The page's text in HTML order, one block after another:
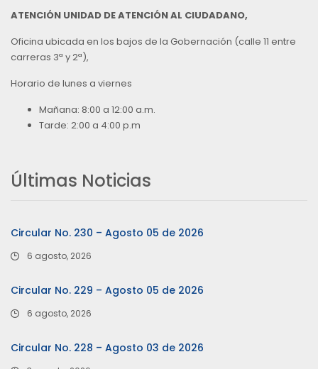
ATENCIÓN UNIDAD DE ATENCIÓN AL CIUDADANO,
Oficina ubicada en los bajos de la Gobernación (calle 11 entre
carreras 3ª y 2ª),
Horario de lunes a viernes
Mañana: 8:00 a 12:00 a.m.
Tarde: 2:00 a 4:00 p.m
Últimas Noticias
Circular No. 230 – Agosto 05 de 2026
6 agosto, 2026
Circular No. 229 – Agosto 05 de 2026
6 agosto, 2026
Circular No. 228 – Agosto 03 de 2026